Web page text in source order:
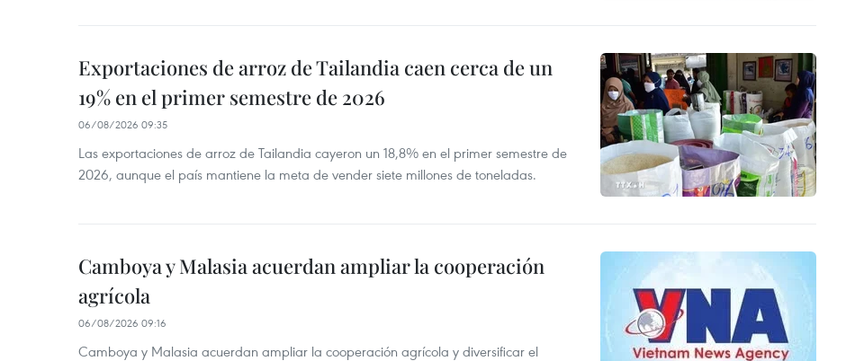
Exportaciones de arroz de Tailandia caen cerca de un
19% en el primer semestre de 2026
06/08/2026 09:35
Las exportaciones de arroz de Tailandia cayeron un 18,8% en el primer semestre de
2026, aunque el país mantiene la meta de vender siete millones de toneladas.
Camboya y Malasia acuerdan ampliar la cooperación
agrícola
06/08/2026 09:16
Camboya y Malasia acuerdan ampliar la cooperación agrícola y diversificar el